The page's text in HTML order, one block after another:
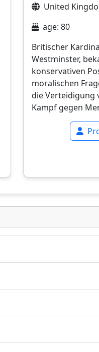
United
age: 80
Britischer
Westminster,
konservativen
moralischen
die Verteidigung
Kampf gegen